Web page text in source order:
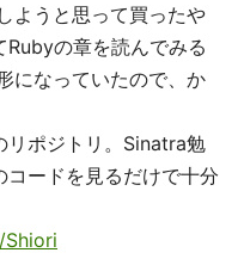
ようと思って買ったや
の章を読んでみる
になっていたので、か
リポジトリ。Sinatra勉
ードを見るだけで十分